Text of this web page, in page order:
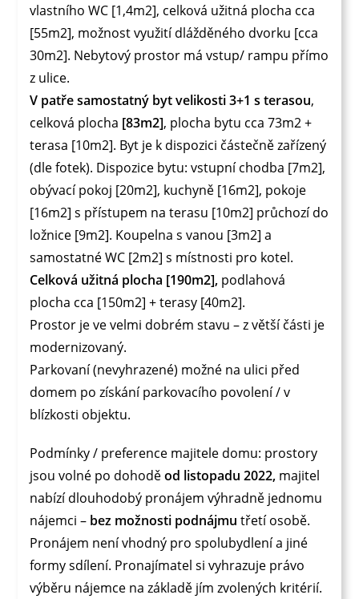
vlastního WC [1,4m2], celková užitná plocha cca
[55m2], možnost využití dlážděného dvorku [cca
30m2]. Nebytový prostor má vstup/ rampu přímo
z ulice.
V patře samostatný byt velikosti 3+1 s terasou,
celková plocha [83m2], plocha bytu cca 73m2 +
terasa [10m2]. Byt je k dispozici částečně zařízený
(dle fotek). Dispozice bytu: vstupní chodba [7m2],
obývací pokoj [20m2], kuchyně [16m2], pokoje
[16m2] s přístupem na terasu [10m2] průchozí do
ložnice [9m2]. Koupelna s vanou [3m2] a
samostatné WC [2m2] s místnosti pro kotel.
Celková užitná plocha [190m2], podlahová
plocha cca [150m2] + terasy [40m2].
Prostor je ve velmi dobrém stavu – z větší části je
modernizovaný.
Parkovaní (nevyhrazené) možné na ulici před
domem po získání parkovacího povolení / v
blízkosti objektu.
Podmínky / preference majitele domu: prostory
jsou volné po dohoděod listopadu 2022, majitel
nabízí dlouhodobý pronájem výhradně jednomu
nájemci – bez možnosti podnájmu třetí osobě.
Pronájem není vhodný pro spolubydlení a jiné
formy sdílení. Pronajímatel si vyhrazuje právo
výběru nájemce na základě jím zvolených kritérií.